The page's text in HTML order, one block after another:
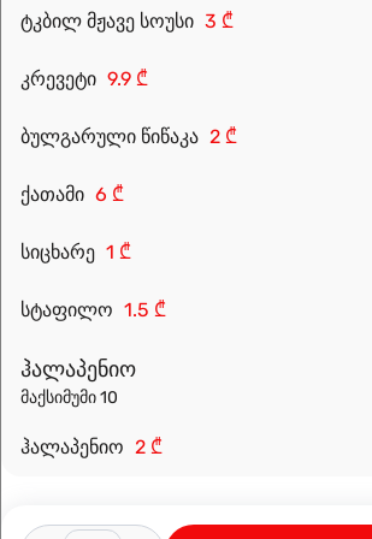
ტკბილ მჟავე სოუსი 3 ₾
კრევეტი 9.9 ₾
ბულგარული წიწაკა 2 ₾
ქათამი 6 ₾
სიცხარე 1 ₾
სტაფილო 1.5 ₾
ჰალაპენიო
მაქსიმუმი 10
ჰალაპენიო 2 ₾